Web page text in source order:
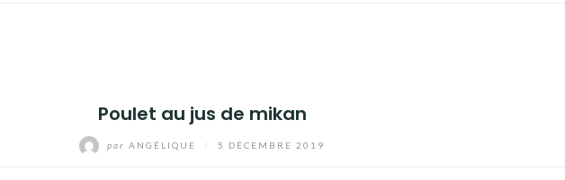
Poulet au jus de mikan
par ANGÉLIQUE 5 DÉCEMBRE 2019